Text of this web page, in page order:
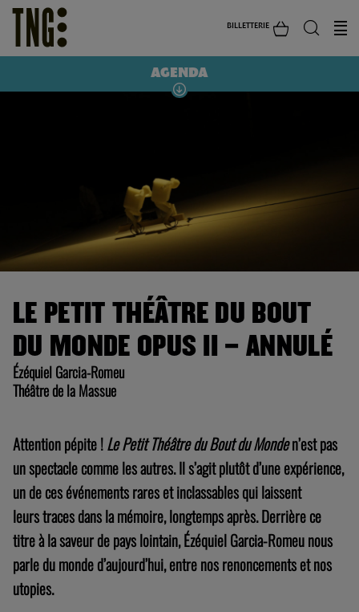
BILLETTERIE
AGENDA
LE PETIT THÉÂTRE DU BOUT
DU MONDE OPUS II – ANNULÉ
Ézéquiel Garcia-Romeu
Théâtre de la Massue
Attention pépite !Le Petit Théâtre du Bout du Monden’est pas
un spectacle comme les autres. Il s’agit plutôt d’une expérience,
un de ces événements rares et inclassables qui laissent
leurs traces dans la mémoire, longtemps après. Derrière ce
titre à la saveur de pays lointain, Ézéquiel Garcia-Romeu nous
parle du monde d’aujourd’hui, entre nos renoncements et nos
utopies.